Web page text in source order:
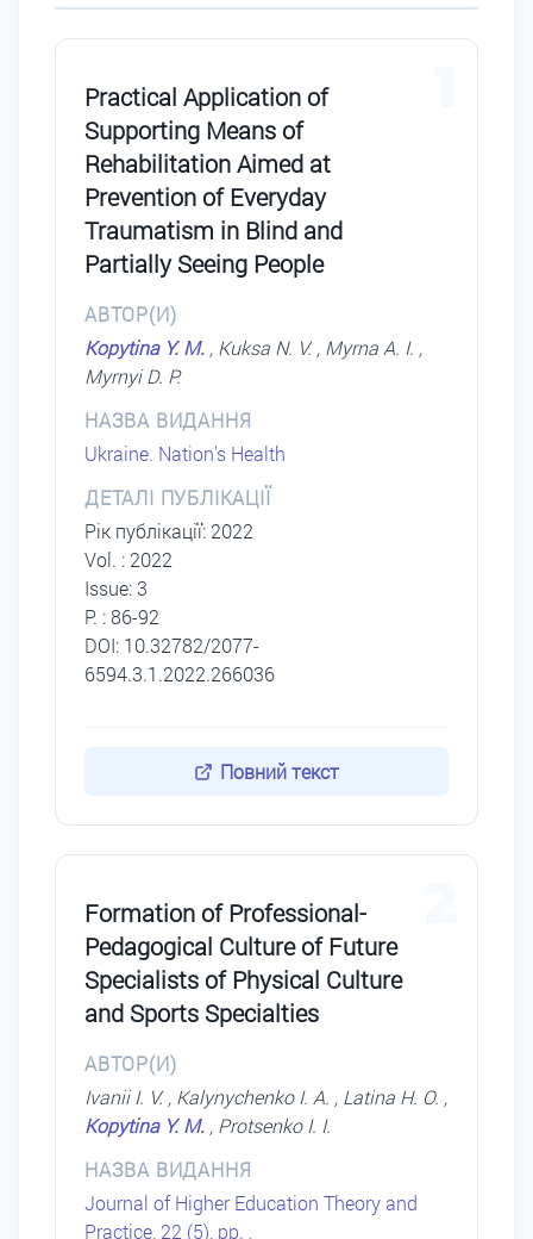
Practical Application of
Supporting Means of
Rehabilitation Aimed at
Prevention of Everyday
Traumatism in Blind and
Partially Seeing People
АВТОР(И)
Kopytina Y. M. , Kuksa N. V. , Myrna A. I. ,
Myrnyi D. P.
НАЗВА ВИДАННЯ
Ukraine. Nation's Health
ДЕТАЛІ ПУБЛІКАЦІЇ
Рік публікації: 2022
Vol. : 2022
Issue: 3
P. : 86-92
DOI: 10.32782/2077-
6594.3.1.2022.266036
Повний текст
Formation of Professional-
Pedagogical Culture оf Future
Specialists оf Physical Culture
аnd Sports Specialties
АВТОР(И)
Ivanii I. V. , Kalynychenko I. A. , Latina H. O. ,
Kopytina Y. M. , Protsenko I. I.
НАЗВА ВИДАННЯ
Journal of Higher Education Theory and
Practice, 22 (5), pp. ,